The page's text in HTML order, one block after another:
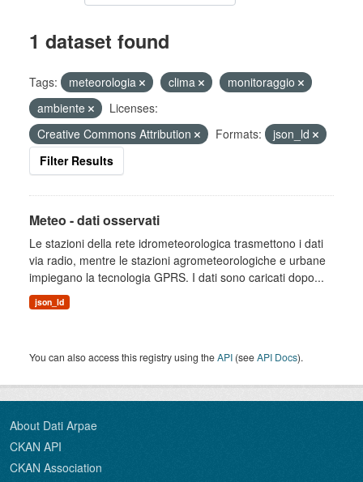
1 dataset found
Tags: meteorologia clima
monitoraggio
ambiente
Licenses:
Creative Commons Attribution
Formats:
json_ld
Filter Results
Meteo - dati osservati
Le stazioni della rete idrometeorologica trasmettono i dati
via radio, mentre le stazioni agrometeorologiche e urbane
impiegano la tecnologia GPRS. I dati sono caricati dopo...
json_ld
You can also access this registry using theAPI (seeAPI Docs).
About Dati Arpae
CKAN API
CKAN Association